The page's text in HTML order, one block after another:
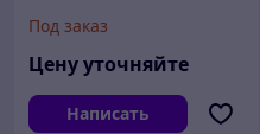
драйвер для светодиодов
Под заказ
Цену уточняйте
Написать